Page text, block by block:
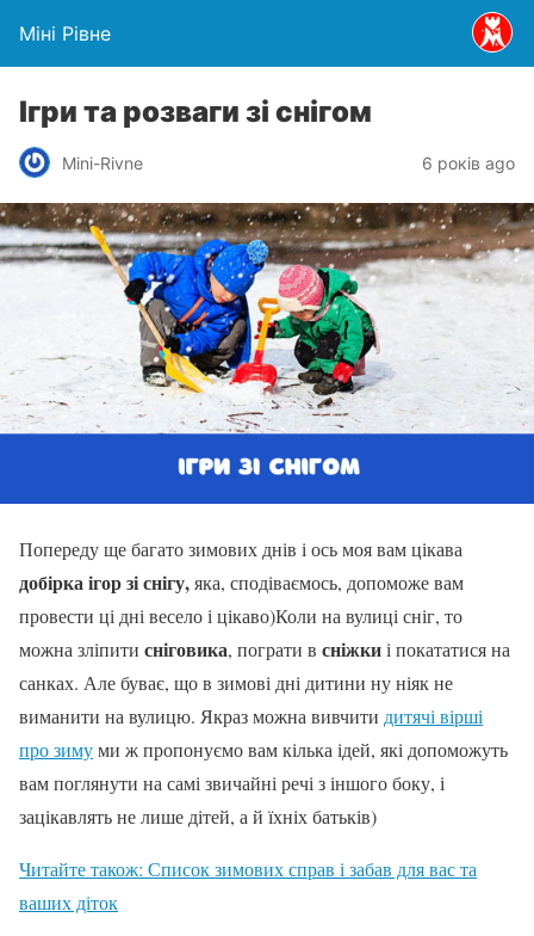
Міні Рівне
Ігри та розваги зі снігом
Mini-Rivne 6 років ago
Попереду ще багато зимових днів і ось моя вам цікава
добірка ігор зі снігу,яка, сподіваємось, допоможе вам
провести ці дні весело і цікаво)Коли на вулиці сніг, то
можна зліпити сніговика, пограти в сніжкиі покататися на
санках. Але буває, що в зимові дні дитини ну ніяк не
виманити на вулицю. Якраз можна вивчити дитячі вірші
про зимуми ж пропонуємо вам кілька ідей, які допоможуть
вам поглянути на самі звичайні речі з іншого боку, і
зацікавлять не лише дітей, а й їхніх батьків)
Читайте також: Список зимових справ і забав для вас та
ваших діток